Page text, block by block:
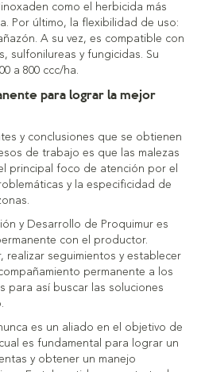
como el herbicida más
Por último, la flexibilidad de uso:
A su vez, es compatible con
sulfonilureas y fungicidas. Su
a 800 ccc/ha.
para lograr la mejor
y conclusiones que se obtienen
de trabajo es que las malezas
principal foco de atención por el
y la especificidad de
y Desarrollo de Proquimur es
con el productor.
realizar seguimientos y establecer
permanente a los
para así buscar las soluciones
es un aliado en el objetivo de
es fundamental para lograr un
y obtener un manejo